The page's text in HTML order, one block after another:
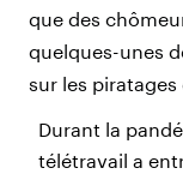
que des
quelques-unes
sur les piratages
Durant la
télétravail a